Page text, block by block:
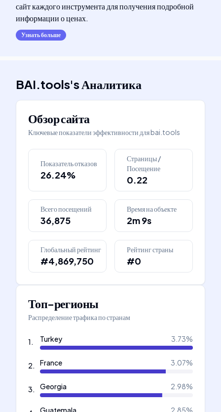
сайт каждого инструмента для получения подробной
информации о ценах.
Узнать больше
BAI.tools'sАналитика
Обзор сайта
Ключевые показатели эффективности дляbai.tools
Показатель отказов
26.24%
Страницы /
Посещение
0.22
Всего посещений
36,875
Время на объекте
2m 9s
Глобальный рейтинг
#4,869,750
Рейтинг страны
#0
Топ-регионы
Распределение трафика по странам
1. Turkey 3.73%
2. France 3.07%
3. Georgia 2.98%
Guatemala 2.85%